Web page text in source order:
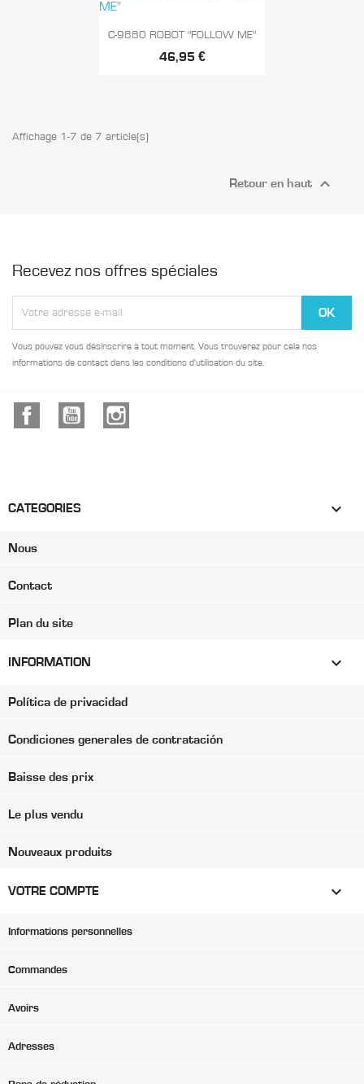
Aperçu rapide
C-9880 ROBOT "FOLLOW ME"
46,95 €
Affichage 1-7 de 7 article(s)
Retour en haut 
Recevez nos offres spéciales
Vous pouvez vous désinscrire à tout moment. Vous trouverez pour cela nos
informations de contact dans les conditions d'utilisation du site.
Facebook YouTube
CATEGORIES 
Nous
Contact
Plan du site
INFORMATION 
Política de privacidad
Condiciones generales de contratación
Baisse des prix
Le plus vendu
Nouveaux produits
VOTRE COMPTE 
Informations personnelles
Commandes
Avoirs
Adresses